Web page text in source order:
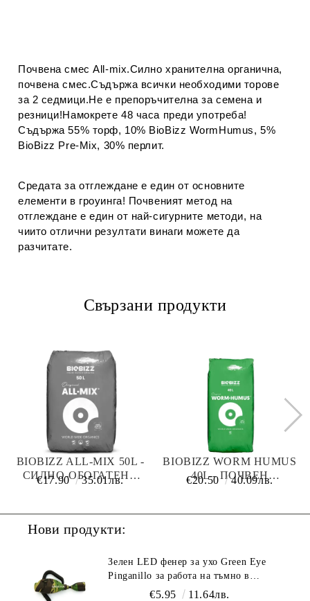
Почвена смес All-mix.Силно хранителна органична,
почвена смес.Съдържа всички необходими торове
за 2 седмици.Не е препоръчителна за семена и
резници!Намокрете 48 часа преди употреба!
Съдържа 55% торф, 10% BioBizz WormHumus, 5%
BioBizz Pre-Mix, 30% перлит.
Средата за отглеждане е един от основните
елементи в гроуинга! Почвеният метод на
отглеждане е един от най-сигурните методи, на
чиито отлични резултати винаги можете да
разчитате.
Свързани продукти
BIOBIZZ ALL-MIX 50L -
СИЛНО-ОБОГАТЕНА
€17.90 35.01лв.
BIOBIZZ WORM HUMUS
40L - ПОЧВЕН
€20.50 40.09лв.
Нови продукти:
Зелен LED фенер за ухо Green Eye
Pinganillo за работа на тъмно в
€5.95 11.64лв.